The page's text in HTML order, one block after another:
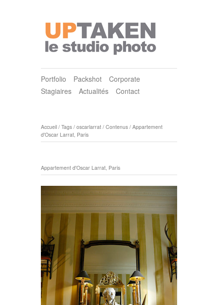
Portfolio Packshot
Corporate
Stagiaires
Actualités Contact
Accueil / Tags / oscarlarrat / Contenus / Appartement
d'Oscar Larrat, Paris
Appartement d'Oscar Larrat, Paris